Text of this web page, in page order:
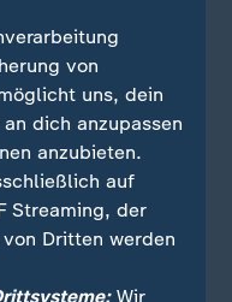
unter
Wirtschaft ist der
Industrien, die
- also Autos,
- werden
von
uns, dein
dich anzupassen
anzubieten.
auf
Streaming, der
Dritten werden
Wir